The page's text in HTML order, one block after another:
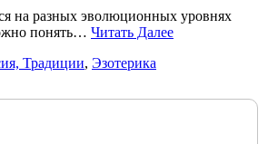
на разных эволюционных уровнях
понять… Читать Далее
Традиции, Эзотерика